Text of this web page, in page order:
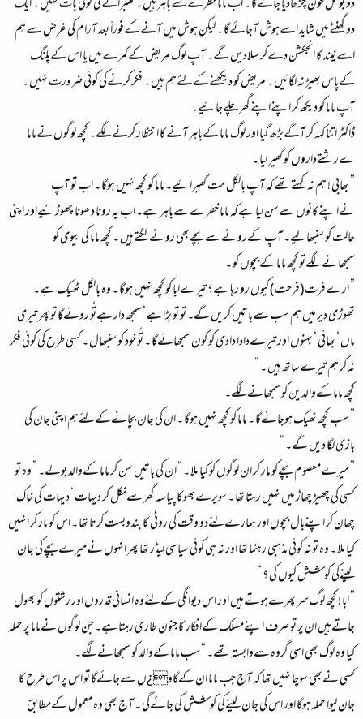
دو بوتل خون چڑھادیا جائےگا ۔ اب ماما خطرےسےباہر ہیں ۔ گھبرانےکی کوئی بات نہیں ۔ ایک
دو گھنٹےمیں شاید اسےہوش آجائےگا ۔ لیکن ہوش میں آنےکےفوراً بعد آرام کی غرض سےہم
اسےنیند کا انجکشن دےکر سلادیں گے۔ آپ لوگ مریض کےکمرےمیں یا اس کےپلنگ
کےپاس بھیڑ نہ لگائیں ۔ مریض کو دیکھنےکےلئےہم ہیں ۔ فکر کرنےکی کوئی ضرورت نہیں ۔
آپ ماما کو دیکھ کر اپنےاپنےگھر چلےجائیے۔
ڈاکٹر اتنا کہہ کر آگےبڑھ گیا اور لوگ ماما کےباہر آنےکا انتظار کرنےلگے۔ کچھ لوگوں نےماما
ےرشتےداروں کو گھیر لیا ۔
” بھابی ! ہم نہ کہتےتھےکہ آپ بالکل مت گھبرائیے۔ ماما کو کچھ نہیں ہوگا ۔ اب تو آپ
نےاپنےکانوں سےسن لیا ہےکہ ماما خطرےسےباہر ہے۔ اب یہ رونا دھونا چھوڑئیےاور اپنی
حالت کو سنبھالیے۔ آپ کےرونےسےبچےبھی رونےلگتےہیں ۔ کچھ ماما کی بیوی کو
سمجھانےلگےتو کچھ ماما کےبچوں کو ۔
” ارےفرت (فرحت ) کیوں رو رہا ہے؟ تیرےابا کو کچھ نہیں ہوگا ۔ وہ بالکل ٹھیک ہے۔
تھوڑی دیر میں ہم سب سےباتیں کریں گے۔ تو تو بڑا ہے‘ سمجھ دار ہےتُو روئےگا تو پھر تیری
ماں ‘ بھائی ‘ بہنوں اور تیرےدادا دادی کو کون سمجھائےگا ۔ تُو خود کو سنبھال ۔ کسی طرح کی کوئی فکر
نہ کر ہم تیرےساتھ ہیں ۔ “
کچھ ماما کےوالدین کو سمجھانےلگے۔
” سب کچھ ٹھیک ہوجائےگا ۔ ماما کو کچھ نہیں ہوگا ۔ ان کی جان بچانےکےلئےہم اپنی جان کی
بازی لگا دیں گے۔ “
” میرےمعصوم بچےکو مار کر ان لوگوں کو کیا ملا ۔ “ ان کی باتیں سن کر ماما کےوالد بولے۔ ” وہ تو
کسی کی چھیڑ چھاڑ میں نہیں رہتا تھا ۔ سویرےبھوکا پیاسہ گھر سےنکل کر دیہات ‘ دیہات کی خاک
چھان کر اپنےبال بچوں اور ہمارےلئےدو وقت کی روٹی کا بندوبست کرتا تھا ۔ اس کو مار کر انہیں
کیا ملا ۔ وہ تو نہ کوئی مذہبی رہنما تھا اور نہ ہی کوئی سیاسی لیڈر تھا پھر انہوں نےمیرےبچےکی جان
لینےکی کوشش کیوں کی ؟ “
” ابا ! کچھ لوگ سر پھرےہوتےہیں اور اس دیوانگی کےلئےوہ انسانی قدروں اور رشتوں کو بھول
جاتےہیں ان پر تو صرف اپنےمسلک کےافکار کا جنون طاری رہتا ہے۔ جن لوگوں نےماما پر حملہ
کیا وہ لوگ بھی اسی گروہ سےوابستہ تھے۔ “ سب ماما کےوالد کو سمجھانےلگے۔
کسی نےبھی سوچا نہیں تھا کہ آج جب ماما ان کےگاو¿ں سےجائےگا تو اس پر اس طرح کا
جان لیوا حملہ ہوگا اور اس کی جان لینےکی کوشش کی جائےگی ۔ آج بھی وہ معمول کےمطابق